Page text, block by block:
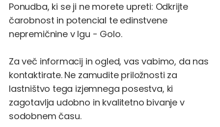
Ponudba, ki se ji ne morete upreti: Odkrijte
čarobnost in potencial te edinstvene
nepremičnine v Igu - Golo.
Za več informacij in ogled, vas vabimo, da nas
kontaktirate. Ne zamudite priložnosti za
lastništvo tega izjemnega posestva, ki
zagotavlja udobno in kvalitetno bivanje v
sodobnem času.